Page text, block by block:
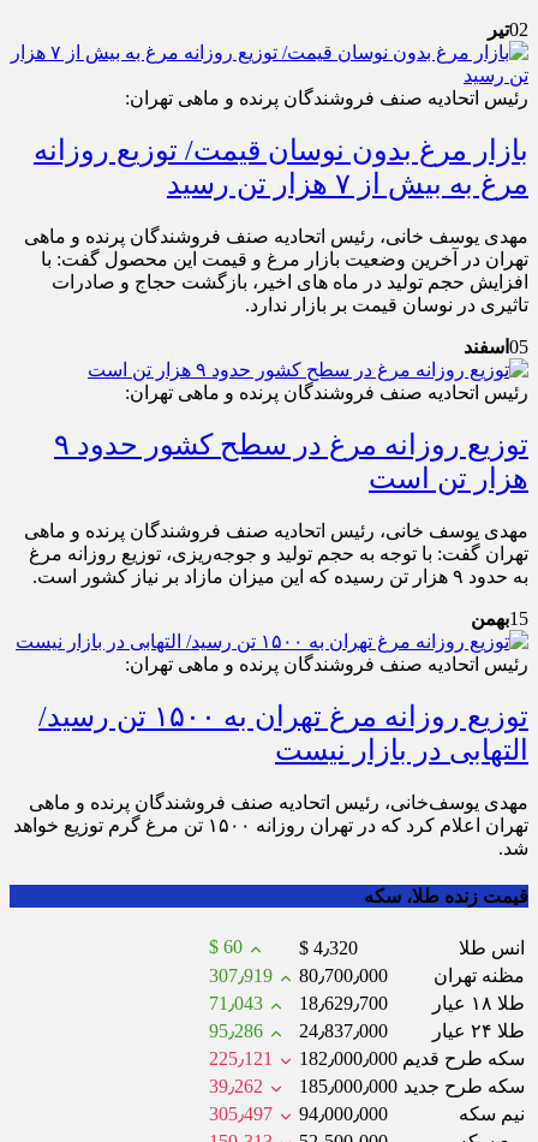
02تیر
رئیس اتحادیه صنف فروشندگان پرنده و ماهی تهران:
بازار مرغ بدون نوسان قیمت/ توزیع روزانه
مرغ به بیش از ۷ هزار تن رسید
مهدی یوسف خانی، رئیس اتحادیه صنف فروشندگان پرنده و ماهی
تهران در آخرین وضعیت بازار مرغ و قیمت این محصول گفت: با
افزایش حجم تولید در ماه های اخیر، بازگشت حجاج و صادرات
تاثیری در نوسان قیمت بر بازار ندارد.
05 اسفند
رئیس اتحادیه صنف فروشندگان پرنده و ماهی تهران:
توزیع روزانه مرغ در سطح کشور حدود ۹
هزار تن است
مهدی یوسف خانی، رئیس اتحادیه صنف فروشندگان پرنده و ماهی
تهران گفت: با توجه به حجم تولید و جوجه‌ریزی، توزیع روزانه مرغ
به حدود ۹ هزار تن رسیده که این میزان مازاد بر نیاز کشور است.
15بهمن
رئیس اتحادیه صنف فروشندگان پرنده و ماهی تهران:
توزیع روزانه مرغ تهران به ۱۵۰۰ تن رسید/
التهابی در بازار نیست
مهدی یوسف‌خانی، رئیس اتحادیه صنف فروشندگان پرنده و ماهی
تهران اعلام کرد که در تهران روزانه ۱۵۰۰ تن مرغ گرم توزیع خواهد
شد.
قیمت زنده طلا، سکه
انس طلا $ 4٫320
$ 60
مظنه تهران
80٫700٫000
307٫919
طلا ۱۸ عیار
18٫629٫700
71٫043
طلا ۲۴ عیار
24٫837٫000
95٫286
سکه طرح قدیم 182٫000٫000
225٫121
سکه طرح جدید 185٫000٫000
39٫262
نیم سکه
94٫000٫000
305٫497